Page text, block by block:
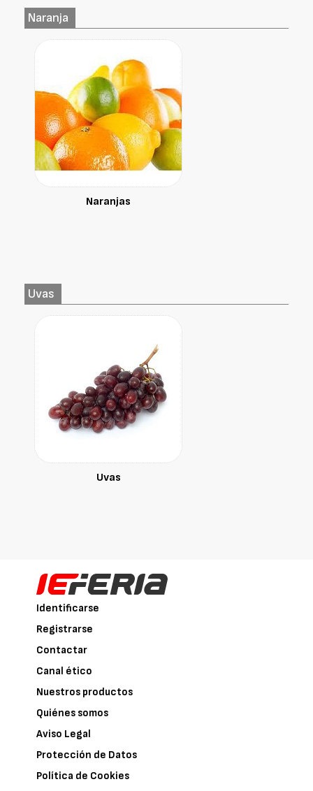
Naranja
Naranjas
Uvas
Uvas
Identificarse
Registrarse
Contactar
Canal ético
Nuestros productos
Quiénes somos
Aviso Legal
Protección de Datos
Política de Cookies